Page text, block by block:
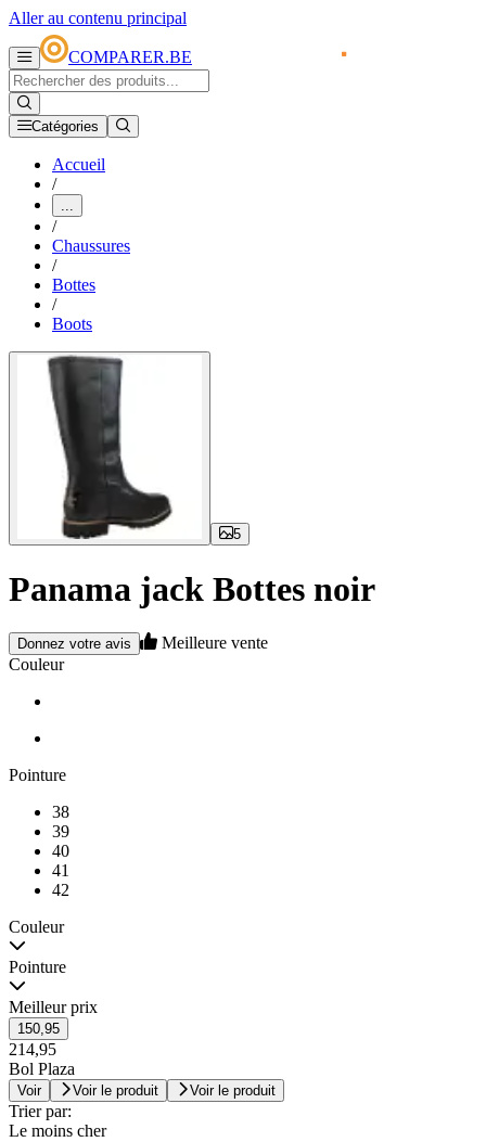
Aller au contenu principal
COMPARER.BE
Catégories
Accueil
/
...
/
Chaussures
/
Bottes
/
Boots
5
Panama jack Bottes noir
Donnez votre avis
Meilleure vente
Couleur
Pointure
38
39
40
41
42
Couleur
Pointure
Meilleur prix
150,95
214,95
Bol Plaza
Voir Voir le produit Voir le produit
Trier par:
Le moins cher